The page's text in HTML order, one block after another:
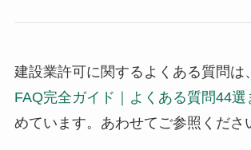
建設業許可に関するよくある質問は、
FAQ完全ガイド｜よくある質問44選
めています。あわせてご参照くださ